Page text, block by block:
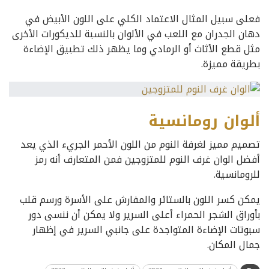
فعلى سبيل المثال الاعتماد الكلي على اللون الأبيض في
دهان الجدران مع اللعب في الألوان بالنسبة للديكورات الأخرى
مثل قطع الأثاث أو الرمادي وما يظهر ذلك تطبيق الإضاءة
بطريقة مميزة.
ألوان رومانسية
تصميم مميز لغرفة النوم من اللون الأحمر الجريء الذي يعد
أفضل الوان غرف النوم للمتزوجين فمن المتعارف أنه رمز
للرومانسية.
يمكن كسر اللون بالستائر والمفارش على الأسرة ورسم قلب
بأوراق الشجر الحمراء أعلى السرير ولا يمكن أن ننسى دور
سبوتات الإضاءة المتواجدة على جانبي السرير في إظهار
جمال المكان.